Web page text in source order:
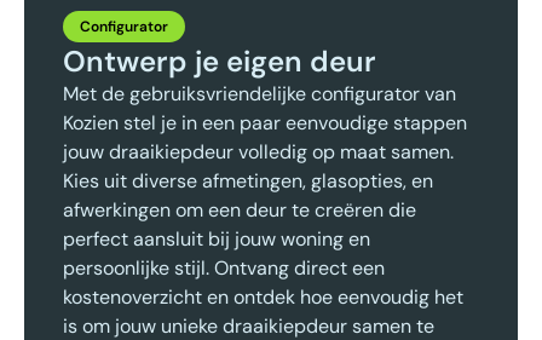
Configurator
Ontwerp je eigen deur
Met de gebruiksvriendelijke configurator van
Kozien stel je in een paar eenvoudige stappen
jouw draaikiepdeur volledig op maat samen.
Kies uit diverse afmetingen, glasopties, en
afwerkingen om een deur te creëren die
perfect aansluit bij jouw woning en
persoonlijke stijl. Ontvang direct een
kostenoverzicht en ontdek hoe eenvoudig het
is om jouw unieke draaikiepdeur samen te